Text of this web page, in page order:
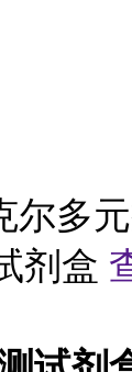
尔多
剂盒